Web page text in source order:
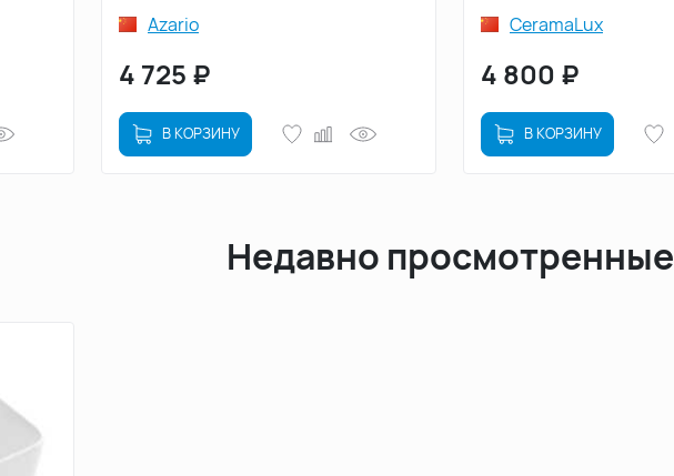
Azario
4 725 ₽
В КОРЗИНУ
CeramaLux
4 800 ₽
В КОРЗИНУ
Недавно просмотренные